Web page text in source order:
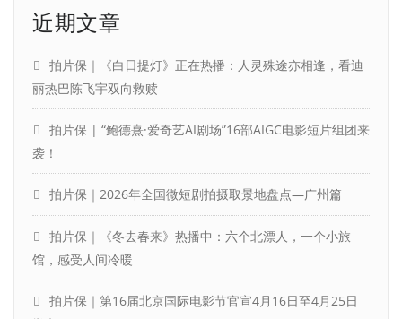
近期文章
拍片保｜《白日提灯》正在热播：人灵殊途亦相逢，看迪
丽热巴陈飞宇双向救赎
拍片保 | “鲍德熹·爱奇艺AI剧场”16部AIGC电影短片组团来
袭！
拍片保｜2026年全国微短剧拍摄取景地盘点—广州篇
拍片保｜《冬去春来》热播中：六个北漂人，一个小旅
馆，感受人间冷暖
拍片保｜第16届北京国际电影节官宣4月16日至4月25日